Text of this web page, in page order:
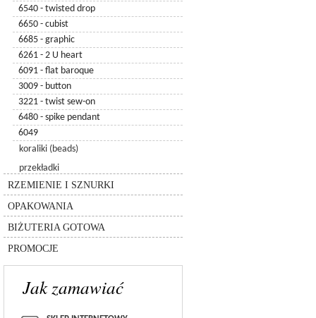
6540 - twisted drop
6650 - cubist
6685 - graphic
6261 - 2 U heart
6091 - flat baroque
3009 - button
3221 - twist sew-on
6480 - spike pendant
6049
koraliki (beads)
5500 - kulka
5308 - kulka
5328 - kulka xilion
5040 - kulka briolette
5181 - kulka keystone
5003 - kulka
5200 - kulka
5005 - kulka chessboard
5940 - kulka pandora
8558-lighting collection
przekładki
RZEMIENIE I SZNURKI
rzemień
silikon
sznurki
OPAKOWANIA
inne
pudełka
torebki
BIŻUTERIA GOTOWA
łańcuszki
inne
bransolety
zestawy
PROMOCJE
Jak zamawiać